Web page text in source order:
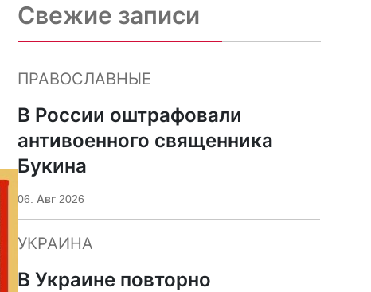
Свежие записи
ПРАВОСЛАВНЫЕ
В России оштрафовали
антивоенного священника
Букина
06. Авг 2026
УКРАИНА
В Украине повторно